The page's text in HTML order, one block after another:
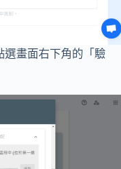
選畫面右下角的「驗